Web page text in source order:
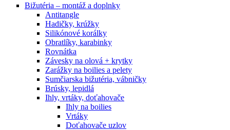
Bižutéria – montáž a doplnky
Antitangle
Hadičky, krúžky
Silikónové korálky
Obratlíky, karabinky
Rovnátka
Závesky na olová + krytky
Zarážky na boilies a pelety
Sumčiarska bižutéria, vábničky
Brúsky, lepidlá
Ihly, vrtáky, doťahovače
Ihly na boilies
Vrtáky
Doťahovače uzlov